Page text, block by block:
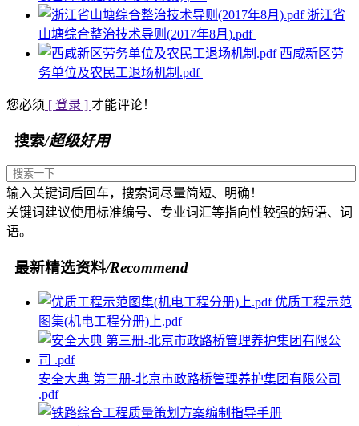
浙江省
山塘综合整治技术导则(2017年8月).pdf
西咸新区劳
务单位及农民工退场机制.pdf
您必须 [ 登录 ] 才能评论！
搜索/超级好用
输入关键词后回车，搜索词尽量简短、明确！
关键词建议使用标准编号、专业词汇等指向性较强的短语、词
语。
最新精选资料/Recommend
优质工程示范
图集(机电工程分册)上.pdf
安全大典 第三册-北京市政路桥管理养护集团有限公司
.pdf